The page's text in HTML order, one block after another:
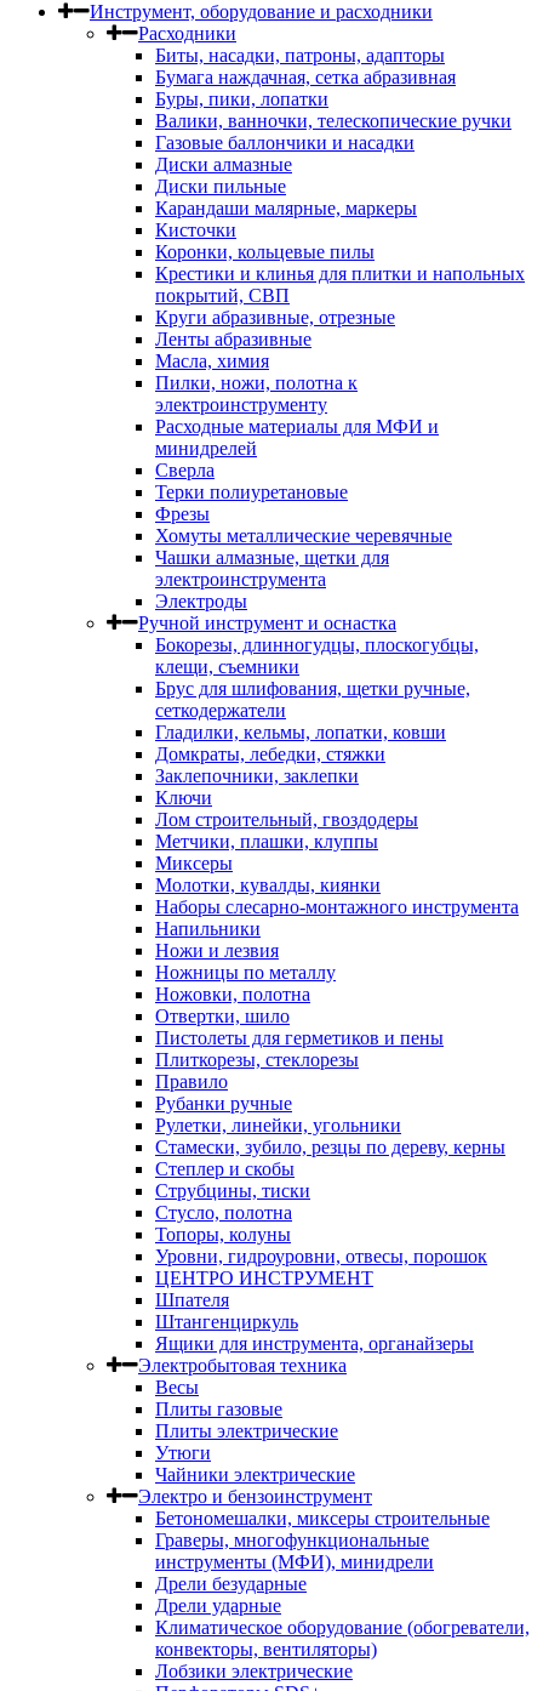
Инструмент, оборудование и расходники
Расходники
Биты, насадки, патроны, адапторы
Бумага наждачная, сетка абразивная
Буры, пики, лопатки
Валики, ванночки, телескопические ручки
Газовые баллончики и насадки
Диски алмазные
Диски пильные
Карандаши малярные, маркеры
Кисточки
Коронки, кольцевые пилы
Крестики и клинья для плитки и напольных
покрытий, СВП
Круги абразивные, отрезные
Ленты абразивные
Масла, химия
Пилки, ножи, полотна к
электроинструменту
Расходные материалы для МФИ и
минидрелей
Сверла
Терки полиуретановые
Фрезы
Хомуты металлические черевячные
Чашки алмазные, щетки для
электроинструмента
Электроды
Ручной инструмент и оснастка
Бокорезы, длинногудцы, плоскогубцы,
клещи, съемники
Брус для шлифования, щетки ручные,
сеткодержатели
Гладилки, кельмы, лопатки, ковши
Домкраты, лебедки, стяжки
Заклепочники, заклепки
Ключи
Лом строительный, гвоздодеры
Метчики, плашки, клуппы
Миксеры
Молотки, кувалды, киянки
Наборы слесарно-монтажного инструмента
Напильники
Ножи и лезвия
Ножницы по металлу
Ножовки, полотна
Отвертки, шило
Пистолеты для герметиков и пены
Плиткорезы, стеклорезы
Правило
Рубанки ручные
Рулетки, линейки, угольники
Стамески, зубило, резцы по дереву, керны
Степлер и скобы
Струбцины, тиски
Стусло, полотна
Топоры, колуны
Уровни, гидроуровни, отвесы, порошок
ЦЕНТРО ИНСТРУМЕНТ
Шпателя
Штангенциркуль
Ящики для инструмента, органайзеры
Электробытовая техника
Весы
Плиты газовые
Плиты электрические
Утюги
Чайники электрические
Электро и бензоинструмент
Бетономешалки, миксеры строительные
Граверы, многофункциональные
инструменты (МФИ), минидрели
Дрели безударные
Дрели ударные
Климатическое оборудование (обогреватели,
конвекторы, вентиляторы)
Лобзики электрические